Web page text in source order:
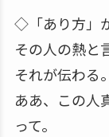
◇「あり方」
その人の熱と
それが伝わる。
ああ、この人
って。